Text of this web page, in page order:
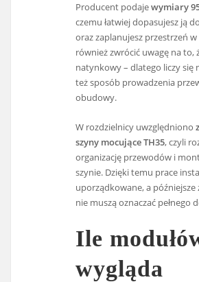
Producent podajewymiary
czemu łatwiej dopasujesz ją
oraz zaplanujesz przestrzeń
również zwrócić uwagę na to,
natynkowy – dlatego liczy się
też sposób prowadzenia
obudowy.
W rozdzielnicy uwzględniono
szyny mocujące TH35, czyli
organizację przewodów i
szynie. Dzięki temu prace
uporządkowane, a
nie muszą oznaczać pełnego
Ile
wygląda